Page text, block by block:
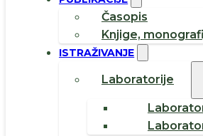
Časopis
Knjige,
ISTRAŽIVANJE
Laboratorije